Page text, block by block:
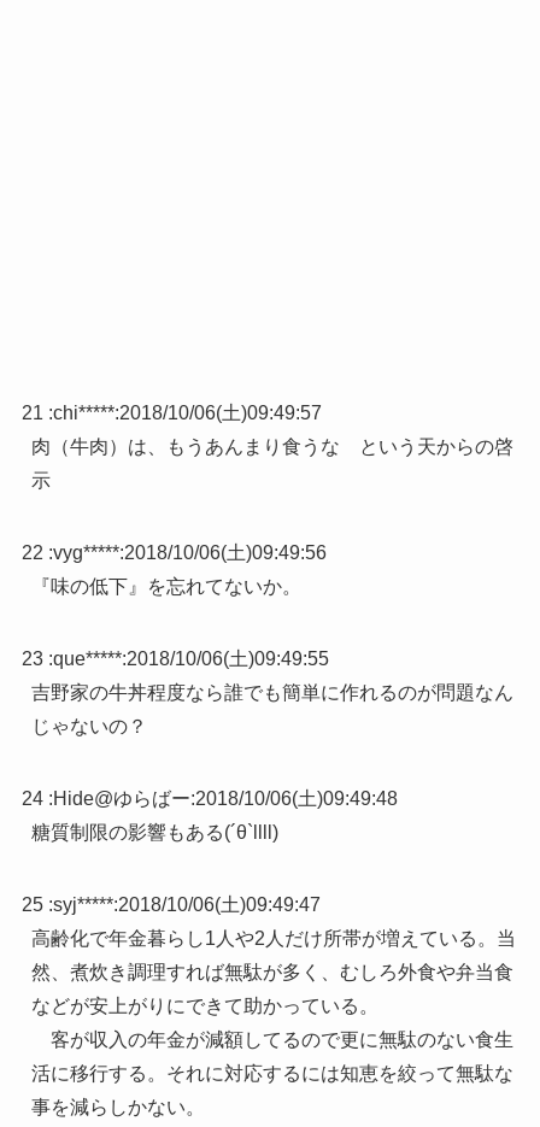
21 :chi*****:2018/10/06(土)09:49:57
肉（牛肉）は、もうあんまり食うな という天からの啓
示
22 :vyg*****:2018/10/06(土)09:49:56
『味の低下』を忘れてないか。
23 :que*****:2018/10/06(土)09:49:55
吉野家の牛丼程度なら誰でも簡単に作れるのが問題なん
じゃないの？
24 :Hide@ゆらばー:2018/10/06(土)09:49:48
糖質制限の影響もある(´θ`llll)
25 :syj*****:2018/10/06(土)09:49:47
高齢化で年金暮らし1人や2人だけ所帯が増えている。当
然、煮炊き調理すれば無駄が多く、むしろ外食や弁当食
などが安上がりにできて助かっている。
客が収入の年金が減額してるので更に無駄のない食生
活に移行する。それに対応するには知恵を絞って無駄な
事を減らしかない。